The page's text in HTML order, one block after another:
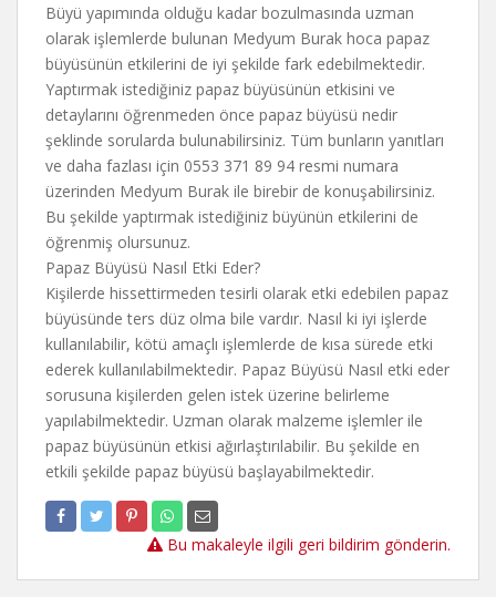
Büyü yapımında olduğu kadar bozulmasında uzman
olarak işlemlerde bulunan Medyum Burak hoca papaz
büyüsünün etkilerini de iyi şekilde fark edebilmektedir.
Yaptırmak istediğiniz papaz büyüsünün etkisini ve
detaylarını öğrenmeden önce papaz büyüsü nedir
şeklinde sorularda bulunabilirsiniz. Tüm bunların yanıtları
ve daha fazlası için 0553 371 89 94 resmi numara
üzerinden Medyum Burak ile birebir de konuşabilirsiniz.
Bu şekilde yaptırmak istediğiniz büyünün etkilerini de
öğrenmiş olursunuz.
Papaz Büyüsü Nasıl Etki Eder?
Kişilerde hissettirmeden tesirli olarak etki edebilen papaz
büyüsünde ters düz olma bile vardır. Nasıl ki iyi işlerde
kullanılabilir, kötü amaçlı işlemlerde de kısa sürede etki
ederek kullanılabilmektedir. Papaz Büyüsü Nasıl etki eder
sorusuna kişilerden gelen istek üzerine belirleme
yapılabilmektedir. Uzman olarak malzeme işlemler ile
papaz büyüsünün etkisi ağırlaştırılabilir. Bu şekilde en
etkili şekilde papaz büyüsü başlayabilmektedir.
Bu makaleyle ilgili geri bildirim gönderin.